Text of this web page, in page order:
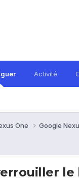
Activité
One
Google